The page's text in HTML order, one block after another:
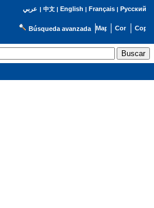
عربي | 中文| English | Français| Русский
Búsqueda avanzada